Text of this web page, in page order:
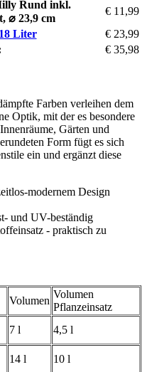
Rund inkl.
⌀ 23,9 cm
€ 11,99
Liter
€ 23,99
€ 35,98
Farben verleihen dem
Optik, mit der es besondere
Gärten und
Form fügt es sich
ein und ergänzt diese
modernem Design
und UV-beständig
- praktisch zu
Volumen
Volumen
Pflanzeinsatz
7 l
4,5 l
14 l
10 l